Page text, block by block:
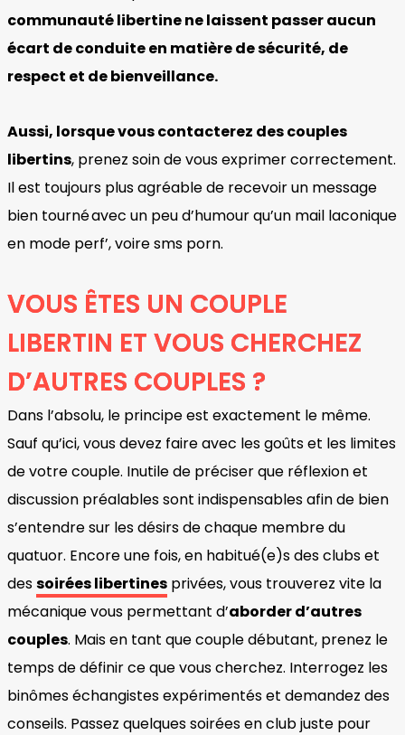
communauté libertine ne laissent passer aucun
écart de conduite en matière de sécurité, de
respect et de bienveillance.
Aussi, lorsque vous contacterez des couples
libertins, prenez soin de vous exprimer correctement.
Il est toujours plus agréable de recevoir un message
bien tourné avec un peu d’humour qu’un mail laconique
en mode perf’, voire sms porn.
VOUS ÊTES UN COUPLE
LIBERTIN ET VOUS CHERCHEZ
D’AUTRES COUPLES ?
Dans l’absolu, le principe est exactement le même.
Sauf qu’ici, vous devez faire avec les goûts et les limites
de votre couple. Inutile de préciser que réflexion et
discussion préalables sont indispensables afin de bien
s’entendre sur les désirs de chaque membre du
quatuor. Encore une fois, en habitué(e)s des clubs et
dessoirées libertines privées, vous trouverez vite la
mécanique vous permettant d’aborder d’autres
couples. Mais en tant que couple débutant, prenez le
temps de définir ce que vous cherchez. Interrogez les
binômes échangistes expérimentés et demandez des
conseils. Passez quelques soirées en club juste pour